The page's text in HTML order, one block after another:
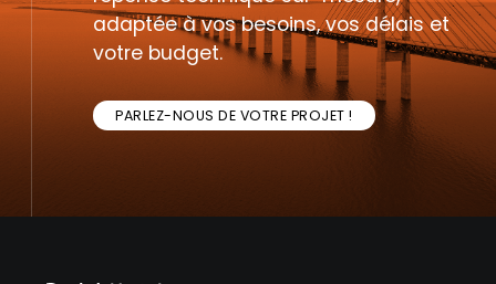
adaptée à vos besoins, vos délais et
votre budget.
PARLEZ-NOUS DE VOTRE PROJET !